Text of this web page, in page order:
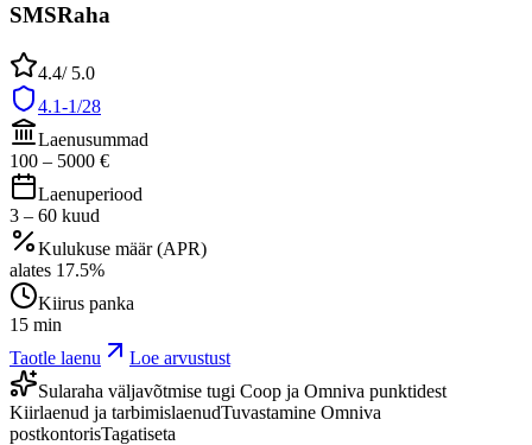
SMSRaha
4.4/ 5.0
4.1-1/28
Laenusummad
100 – 5000 €
Laenuperiood
3 – 60 kuud
Kulukuse määr (APR)
alates 17.5%
Kiirus panka
15 min
Taotle laenu
Loe arvustust
Sularaha väljavõtmise tugi Coop ja Omniva punktidest
Kiirlaenud ja tarbimislaenudTuvastamine Omniva
postkontorisTagatiseta